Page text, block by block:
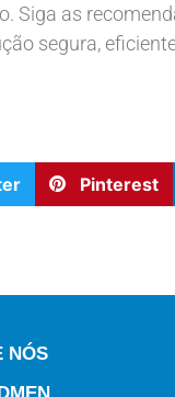
Siga as
segura,
Pinterest
NÓS